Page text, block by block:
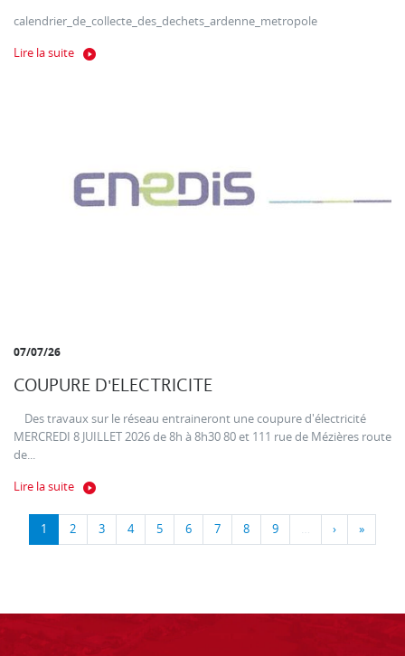
calendrier_de_collecte_des_dechets_ardenne_metropole
Lire la suite
07/07/26
COUPURE D'ELECTRICITE
Des travaux sur le réseau entraineront une coupure d'électricité
MERCREDI 8 JUILLET 2026 de 8h à 8h30 80 et 111 rue de Mézières route
de...
Lire la suite
1 2 3 4 5 6 7 8 9 … › »